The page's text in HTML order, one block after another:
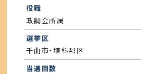
役職
政調会所属
選挙区
千曲市・埴科郡区
当選回数